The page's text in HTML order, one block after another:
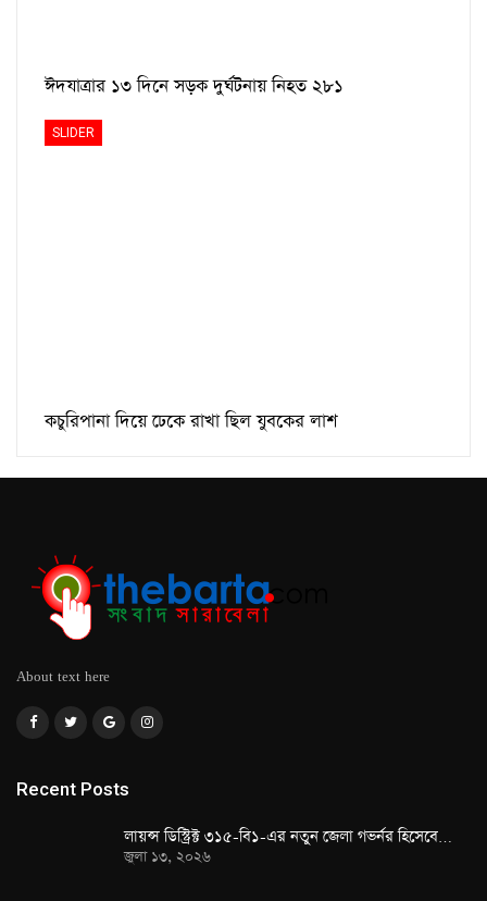
ঈদযাত্রার ১৩ দিনে সড়ক দুর্ঘটনায় নিহত ২৮১
SLIDER
কচুরিপানা দিয়ে ঢেকে রাখা ছিল যুবকের লাশ
About text here
Recent Posts
লায়ন্স ডিস্ট্রিক্ট ৩১৫-বি১-এর নতুন জেলা গভর্নর হিসেবে…
জুলা ১৩, ২০২৬